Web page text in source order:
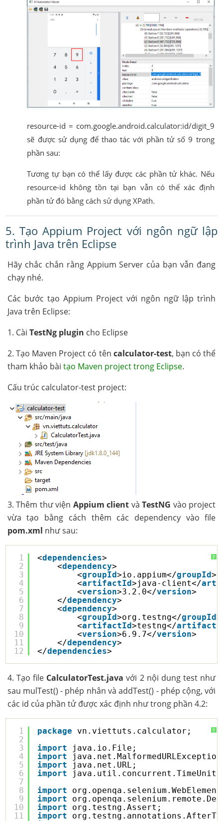
resource-id = com.google.android.calculator:id/digit_9
sẽ được sử dụng để thao tác với phần tử số 9 trong
phần sau:
Tương tự bạn có thể lấy được các phần tử khác. Nếu
resource-id không tồn tại bạn vẫn có thể xác định
phần tử đó bằng cách sử dụng XPath.
5. Tạo Appium Project với ngôn ngữ lập
trình Java trên Eclipse
Hãy chắc chắn rằng Appium Server của bạn vẫn đang
chạy nhé.
Các bước tạo Appium Project với ngôn ngữ lập trình
Java trên Eclipse:
1. Cài TestNg plugin cho Eclipse
2. Tạo Maven Project có tên calculator-test, bạn có thể
tham khảo bài tạo Maven project trong Eclipse.
Cấu trúc calculator-test project:
3. Thêm thư viện Appium client vàTestNG vào project
vừa tạo bằng cách thêm các dependency vào file
pom.xml như sau:
?
1
2
3
4
5
6
7
8
9
10
11
12
<dependencies>
<dependency>
<groupId>io.appium</groupId>
<artifactId>java-client</
<version>3.2.0</version>
</dependency>
<dependency>
<groupId>org.testng</groupId>
<artifactId>testng</
<version>6.9.7</version>
</dependency>
</dependencies>
4. Tạo file CalculatorTest.java với 2 nội dung test như
sau mulTest() - phép nhân và addTest() - phép cộng, với
các id của phần tử được xác định như trong phần 4.2:
?
1
2
3
4
5
6
7
8
9
10
11
package
vn.viettuts.calculator;
import
java.io.File;
import
import
java.net.URL;
import
java.util.concurrent.TimeUnit;
import
import
import
org.testng.Assert;
import